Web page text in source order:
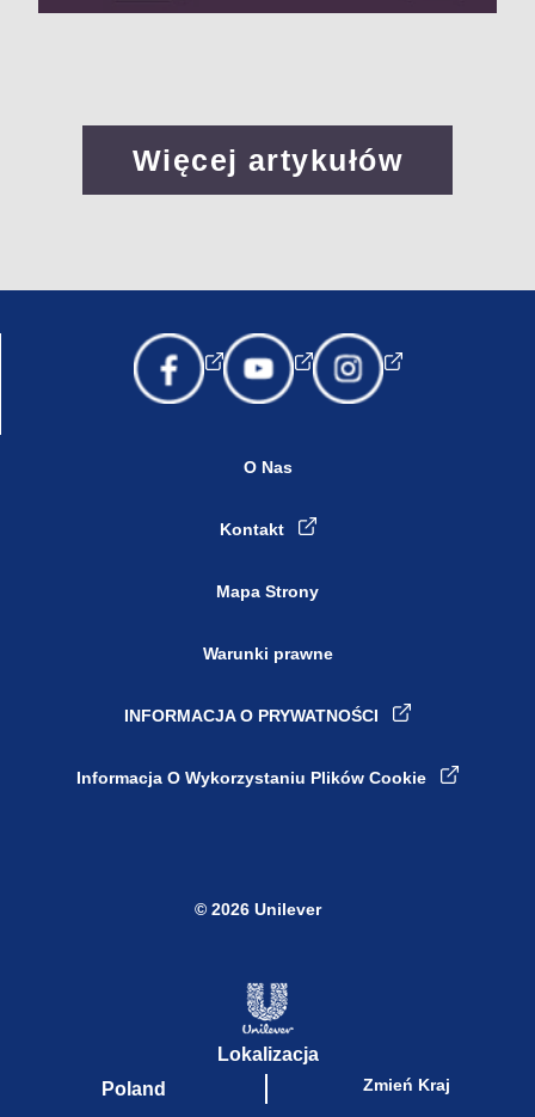
Więcej artykułów
O Nas
Kontakt
Mapa Strony
Warunki prawne
INFORMACJA O PRYWATNOŚCI
Ustawienia plików cookie